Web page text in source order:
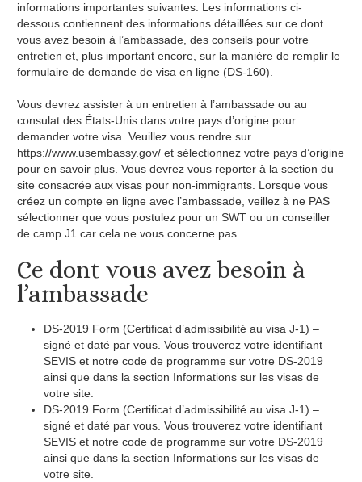
informations importantes suivantes. Les informations ci-
dessous contiennent des informations détaillées sur ce dont
vous avez besoin à l’ambassade, des conseils pour votre
entretien et, plus important encore, sur la manière de remplir le
formulaire de demande de visa en ligne (DS-160).
Vous devrez assister à un entretien à l’ambassade ou au
consulat des États-Unis dans votre pays d’origine pour
demander votre visa. Veuillez vous rendre sur
https://www.usembassy.gov/ et sélectionnez votre pays d’origine
pour en savoir plus. Vous devrez vous reporter à la section du
site consacrée aux visas pour non-immigrants. Lorsque vous
créez un compte en ligne avec l’ambassade, veillez à ne PAS
sélectionner que vous postulez pour un SWT ou un conseiller
de camp J1 car cela ne vous concerne pas.
Ce dont vous avez besoin à
l’ambassade
DS-2019 Form (Certificat d’admissibilité au visa J-1) –
signé et daté par vous. Vous trouverez votre identifiant
SEVIS et notre code de programme sur votre DS-2019
ainsi que dans la section Informations sur les visas de
votre site.
DS-2019 Form (Certificat d’admissibilité au visa J-1) –
signé et daté par vous. Vous trouverez votre identifiant
SEVIS et notre code de programme sur votre DS-2019
ainsi que dans la section Informations sur les visas de
votre site.